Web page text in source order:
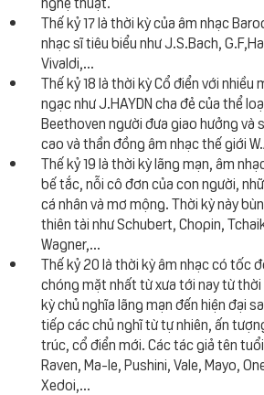
Thế kỷ 17 là thời kỳ của âm nhạc
nhạc sĩ tiêu biểu như J.S.Bach,
Vivaldi,...
Thế kỷ 18 là thời kỳ Cổ điển với nhiều
ngạc như J.HAYDN cha đẻ của thể
Beethoven người đưa giao hưởng và
cao và thần đồng âm nhạc thế giới
Thế kỷ 19 là thời kỳ lãng mạn, âm
bế tắc, nỗi cô đơn của con người,
cá nhân và mơ mộng. Thời kỳ này
thiên tài như Schubert, Chopin,
Wagner,...
Thế kỷ 20 là thời kỳ âm nhạc có tốc
chóng mặt nhất từ xưa tới nay từ
kỳ chủ nghĩa lãng mạn đến hiện đại
tiếp các chủ nghĩ từ tự nhiên, ấn
trúc, cổ điển mới. Các tác giả tên
Raven, Ma-le, Pushini, Vale, Mayo,
Xedoi,...